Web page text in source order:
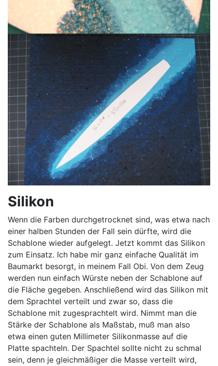
Silikon
Wenn die Farben durchgetrocknet sind, was etwa nach
einer halben Stunden der Fall sein dürfte, wird die
Schablone wieder aufgelegt. Jetzt kommt das Silikon
zum Einsatz. Ich habe mir ganz einfache Qualität im
Baumarkt besorgt, in meinem Fall Obi. Von dem Zeug
werden nun einfach Würste neben der Schablone auf
die Fläche gegeben. Anschließend wird das Silikon mit
dem Sprachtel verteilt und zwar so, dass die
Schablone mit zugesprachtelt wird. Nimmt man die
Stärke der Schablone als Maßstab, muß man also
etwa einen guten Millimeter Silikonmasse auf die
Platte spachteln. Der Spachtel sollte nicht zu schmal
sein, denn je gleichmäßiger die Masse verteilt wird,